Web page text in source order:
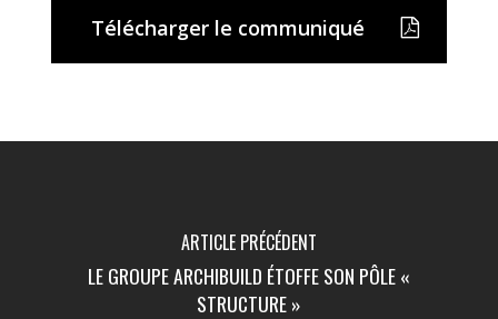
Télécharger le communiqué
ARTICLE PRÉCÉDENT
LE GROUPE ARCHIBUILD ÉTOFFE SON PÔLE «
STRUCTURE »